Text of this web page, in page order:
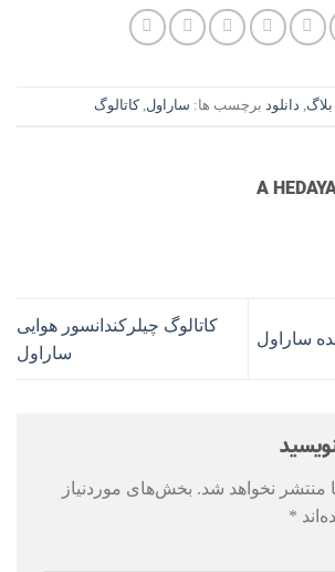
بلاگ, دانلود برچسب ها: ساراول,کاتالوگ
A
ساراول
کاتالوگ چیلرکندانسور هوایی
ساراول
منتشر نخواهد شد. بخش‌های موردنیاز
*